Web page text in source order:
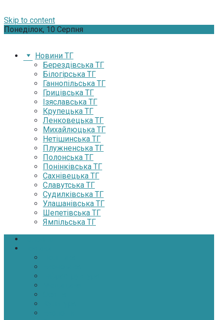
Skip to content
Понеділок, 10 Серпня
Новини ТГ
Берездівська ТГ
Білогірська ТГ
Ганнопільська ТГ
Грицівська ТГ
Ізяславська ТГ
Крупецька ТГ
Ленковецька ТГ
Михайлюцька ТГ
Нетішинська ТГ
Плужненська ТГ
Полонська ТГ
Понінківська ТГ
Сахнівецька ТГ
Славутська ТГ
Судилківська ТГ
Улашанівська ТГ
Шепетівська ТГ
Ямпільська ТГ